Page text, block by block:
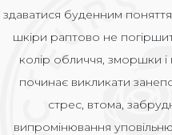
здаватися буденним
шкіри раптово не
колір обличчя, зморшки і
починає викликати
стрес, втома,
випромінювання